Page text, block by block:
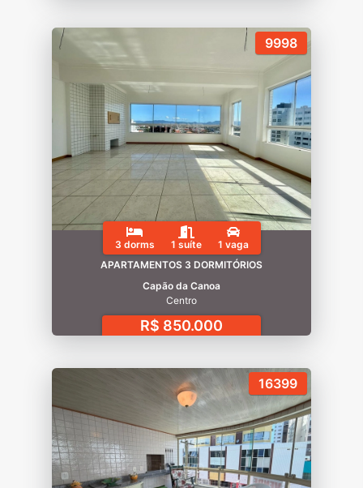
9998
3 dorms 1 suíte
1 vaga
APARTAMENTOS 3 DORMITÓRIOS
Capão da Canoa
Centro
R$ 850.000
16399